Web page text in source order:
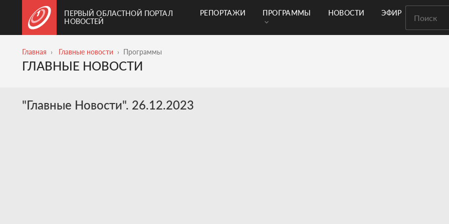
ПЕРВЫЙ ОБЛАСТНОЙ ПОРТАЛ
НОВОСТЕЙ
РЕПОРТАЖИ ПРОГРАММЫ НОВОСТИ ЭФИР
Главная Главные новости Программы
ГЛАВНЫЕ НОВОСТИ
"Главные Новости". 26.12.2023